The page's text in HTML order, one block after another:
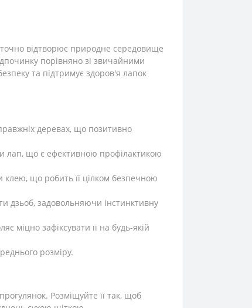
відтворює природне середовище
порівняно зі звичайними
та підтримує здоров'я лапок
деревах, що позитивно
лап, що є ефективною профілактикою
клею, що робить її цілком безпечною
дзьоб, задовольняючи інстинктивну
міцно зафіксувати її на будь-якій
розміру.
Розміщуйте її так, щоб